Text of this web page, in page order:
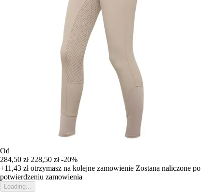
Od
284,50 zł 228,50 zł -20%
+11,43 złotrzymasz na kolejne zamowienie Zostana naliczone po
potwierdzeniu zamowienia
Loading...